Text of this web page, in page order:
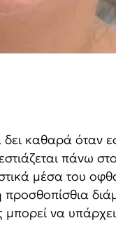
καθαρά όταν
πάνω
μέσα του
να